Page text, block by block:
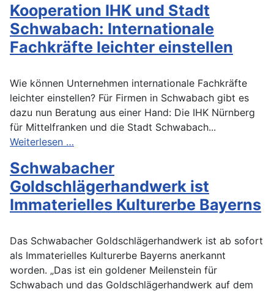
Kooperation IHK und Stadt
Schwabach: Internationale
Fachkräfte leichter einstellen
Wie können Unternehmen internationale Fachkräfte
leichter einstellen? Für Firmen in Schwabach gibt es
dazu nun Beratung aus einer Hand: Die IHK Nürnberg
für Mittelfranken und die Stadt Schwabach...
Weiterlesen …
Schwabacher
Goldschlägerhandwerk ist
Immaterielles Kulturerbe Bayerns
Das Schwabacher Goldschlägerhandwerk ist ab sofort
als Immaterielles Kulturerbe Bayerns anerkannt
worden. „Das ist ein goldener Meilenstein für
Schwabach und das Goldschlägerhandwerk auf dem